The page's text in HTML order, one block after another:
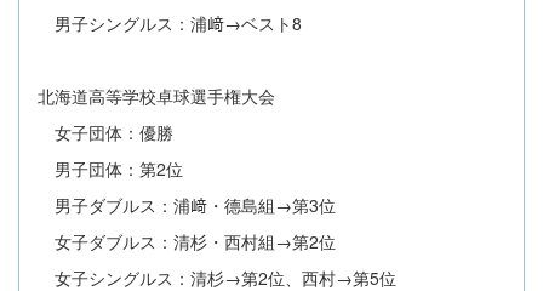
男子シングルス：浦﨑→ベスト8
北海道高等学校卓球選手権大会
女子団体：優勝
男子団体：第2位
男子ダブルス：浦﨑・德島組→第3位
女子ダブルス：清杉・西村組→第2位
女子シングルス：清杉→第2位、西村→第5位